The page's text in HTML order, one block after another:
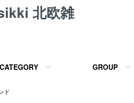
北欧雑
CATEGORY GROUP
ド